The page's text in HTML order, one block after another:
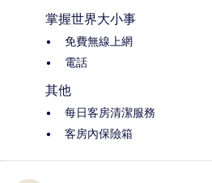
掌握世界大小事
免費無線上網
電話
其他
每日客房清潔服務
客房內保險箱